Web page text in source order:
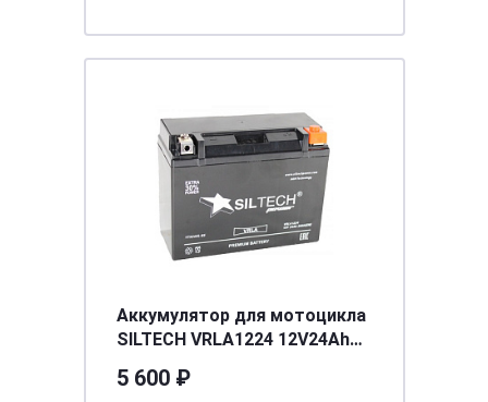
Аккумулятор для мотоцикла
SILTECH VRLA1224 12V24Аh
[д205ш90в159/280]
5 600 ₽